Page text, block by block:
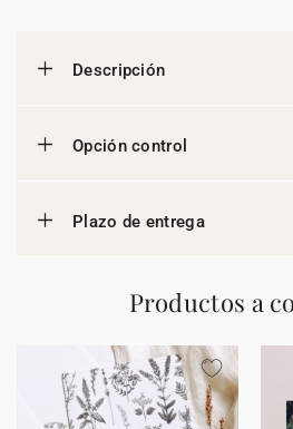
Descripción
Opción control
Plazo de entrega
Productos a